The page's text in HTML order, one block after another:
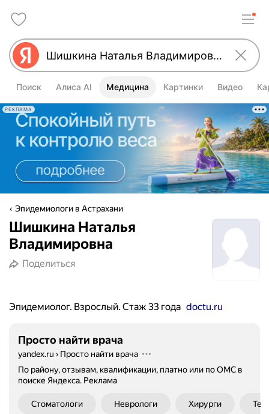
Поиск Алиса AI Медицина Картинки Видео
РЕКЛАМА
Эпидемиологи в Астрахани
Шишкина Наталья
Владимировна
Поделиться
Эпидемиолог. Взрослый. Стаж 33 года doctu.ru
Просто найти врача
yandex.ru › Просто найти врача
По району, отзывам, квалификации, платно или по ОМС в
поиске Яндекса. Реклама
Стоматологи Неврологи Хирурги